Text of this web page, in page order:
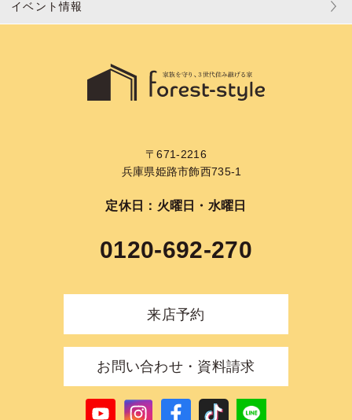
イベント情報
〒671-2216
兵庫県姫路市飾西735-1
定休日：火曜日・水曜日
0120-692-270
来店予約
お問い合わせ・資料請求